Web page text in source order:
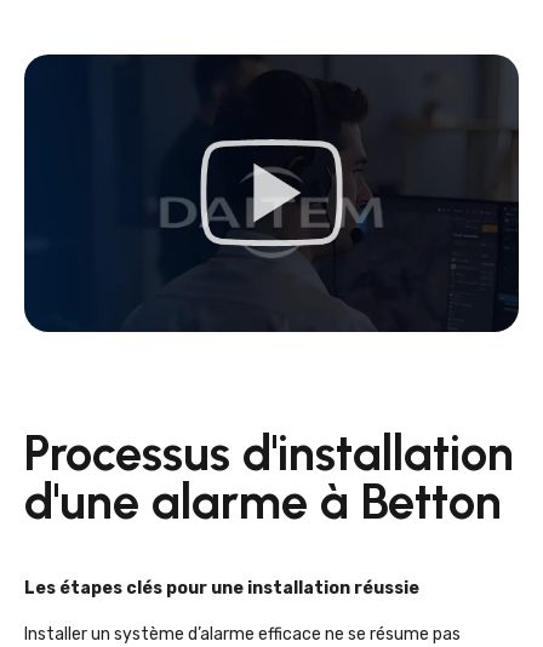
Processus d'installation
d'une alarme à Betton
Les étapes clés pour une installation réussie
Installer un système d’alarme efficace ne se résume pas